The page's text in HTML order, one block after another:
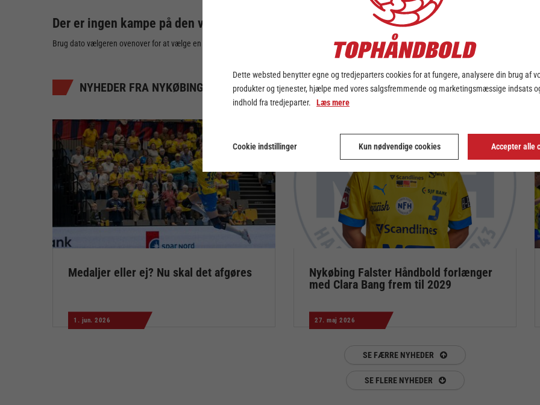
Der er ingen kampe på den valgte dato
Brug dato vælgeren ovenover for at vælge en anden dato
NYHEDER FRA NYKØBING F. HÅNDBOLDKLUB
Medaljer eller ej? Nu skal det afgøres
1. jun. 2026
Nykøbing Falster Håndbold forlænger
med Clara Bang frem til 2029
27. maj 2026
SE FÆRRE NYHEDER
SE FLERE NYHEDER
Dette websted benytter egne og tredjeparters cookies for at fungere, analysere din brug af
produkter og tjenester, hjælpe med vores salgsfremmende og marketingsmæssige indsats
indhold fra tredjeparter. Læs mere
Cookie indstillinger Kun nødvendige cookies Accepter alle